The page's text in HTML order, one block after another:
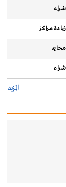
شراء
زيادة مراكز
محايد
شراء
المزيد